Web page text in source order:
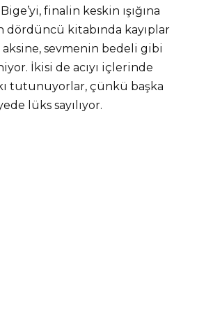
finalin keskin ışığına
dördüncü kitabında kayıplar
aksine, sevmenin bedeli gibi
İkisi de acıyı içlerinde
tutunuyorlar, çünkü başka
lüks sayılıyor.